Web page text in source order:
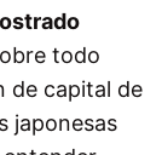
todo
de capital de
japonesas